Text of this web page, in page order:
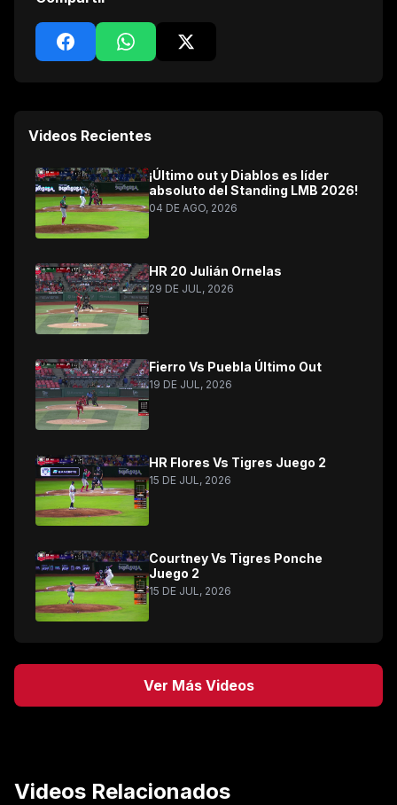
Videos Recientes
¡Último out y Diablos es líder
absoluto del Standing LMB 2026!
04 DE AGO, 2026
HR 20 Julián Ornelas
29 DE JUL, 2026
Fierro Vs Puebla Último Out
19 DE JUL, 2026
HR Flores Vs Tigres Juego 2
15 DE JUL, 2026
Courtney Vs Tigres Ponche
Juego 2
15 DE JUL, 2026
Ver Más Videos
Videos Relacionados